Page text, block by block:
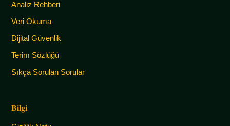
Analiz Rehberi
Veri Okuma
Dijital Güvenlik
Terim Sözlüğü
Sıkça Sorulan Sorular
Bilgi